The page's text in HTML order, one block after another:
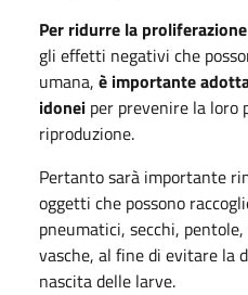
Per ridurre la
gli effetti negativi che
umana, è importante
idonei per prevenire la loro
riproduzione.
Pertanto sarà importante
oggetti che possono
pneumatici, secchi,
vasche, al fine di evitare la
nascita delle larve.